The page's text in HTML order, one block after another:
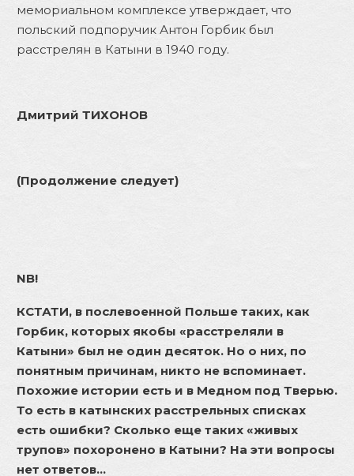
мемориальном комплексе утверждает, что
польский подпоручик Антон Горбик был
расстрелян в Катыни в 1940 году.
Дмитрий ТИХОНОВ
(Продолжение следует)
NB!
КСТАТИ, в послевоенной Польше таких, как
Горбик, которых якобы «расстреляли в
Катыни» был не один десяток. Но о них, по
понятным причинам, никто не вспоминает.
Похожие истории есть и в Медном под Тверью.
То есть в катынских расстрельных списках
есть ошибки? Сколько еще таких «живых
трупов» похоронено в Катыни? На эти вопросы
нет ответов…